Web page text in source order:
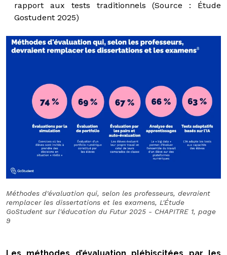
rapport aux tests traditionnels (Source : Étude
Gostudent 2025)
Méthodes d'évaluation qui, selon les professeurs, devraient
remplacer les dissertations et les examens, L'Étude
GoStudent sur l'éducation du Futur 2025 - CHAPITRE 1, page
9
Les méthodes d’évaluation plébiscitées par les